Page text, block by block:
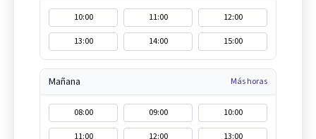
10:00 11:00
12:00
13:00
14:00 15:00
Mañana Más horas
08:00 09:00
10:00
11:00
12:00 13:00